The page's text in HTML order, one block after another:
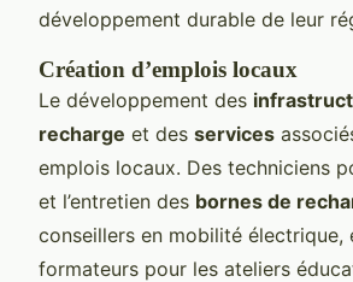
développement durable de leur
Création d’emplois locaux
Le développement des
recharge et des services
emplois locaux. Des techniciens
et l’entretien des bornes de
conseillers en mobilité électrique,
formateurs pour les ateliers